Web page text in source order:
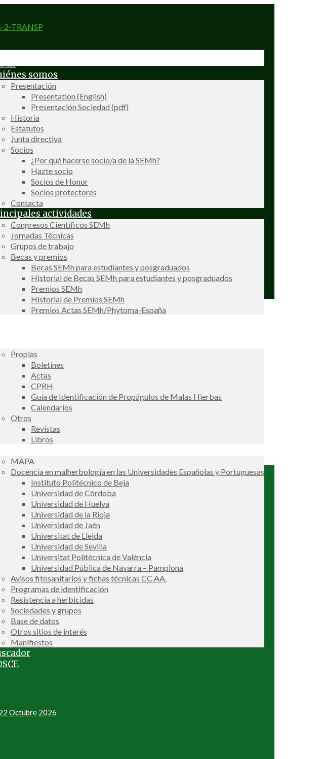
somos
Presentación
Presentation (English)
Presentación Sociedad (pdf)
Historia
Estatutos
Junta directiva
Socios
¿Por qué hacerse socio/a de la SEMh?
Hazte socio
Socios de Honor
Socios protectores
Contacta
actividades
Congresos Científicos SEMh
Jornadas Técnicas
Grupos de trabajo
Becas y premios
Becas SEMh para estudiantes y posgraduados
Historial de Becas SEMh para estudiantes y posgraduados
Premios SEMh
Historial de Premios SEMh
Premios Actas SEMh/Phytoma-España
Propias
Boletines
Actas
CPRH
Guía de Identificación de Propágulos de Malas Hierbas
Calendarios
Otros
Revistas
Libros
MAPA
Docencia en malherbología en las Universidades Españolas y Portuguesas
Instituto Politécnico de Beja
Universidad de Córdoba
Universidad de Huelva
Universidad de la Rioja
Universidad de Jaén
Universitat de Lleida
Universidad de Sevilla
Universitat Politècnica de València
Universidad Pública de Navarra – Pamplona
Avisos fitosanitarios y fichas técnicas CC.AA.
Programas de identificación
Resistencia a herbicidas
Sociedades y grupos
Base de datos
Otros sitios de interés
Manifiestos
Octubre 2026